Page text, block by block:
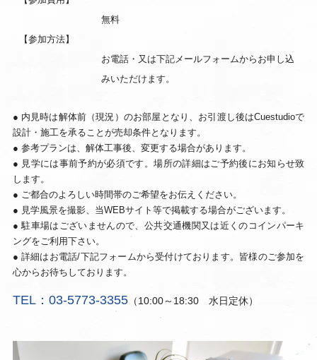
無料
【参加方法】
お電話・又は下記メールフォームからお申し込
みいただけます。
● 内見時は解体前（現況）のお部屋となり、お引渡し後はCuestudioで
設計・施工を承ることが売却条件となります。
● 参考プランは、解体工事後、変更する場合があります。
● 見学には事前予約が必須です。場所の詳細はご予約後にお知らせ致
します。
● ご都合のよろしい時間帯のご希望をお伝えください。
● 見学風景を撮影、当WEBサイト等で掲載する場合がございます。
● 駐車場はございませんので、公共交通機関又は近くのコインパーキ
ングをご利用下さい。
● 詳細はお電話/下記フォームから受付けております。皆様のご参加を
心からお待ちしております。
TEL：03-5773-3355（10:00～18:30 水日定休）